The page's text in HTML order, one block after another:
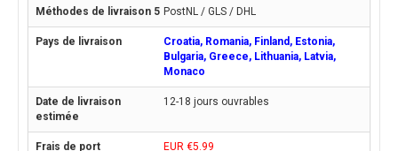
PostNL / GLS / DHL
Croatia, Romania, Finland, Estonia,
Bulgaria, Greece, Lithuania, Latvia,
Monaco
12-18 jours ouvrables
EUR €5.99